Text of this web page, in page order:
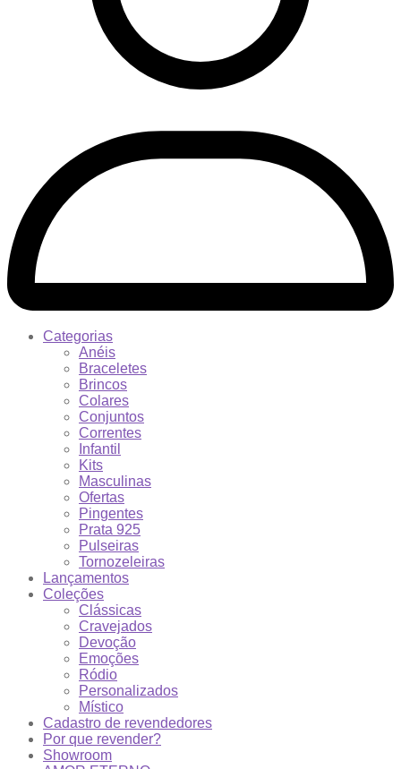
Categorias
Anéis
Braceletes
Brincos
Colares
Conjuntos
Correntes
Infantil
Kits
Masculinas
Ofertas
Pingentes
Prata 925
Pulseiras
Tornozeleiras
Lançamentos
Coleções
Clássicas
Cravejados
Devoção
Emoções
Ródio
Personalizados
Místico
Cadastro de revendedores
Por que revender?
Showroom